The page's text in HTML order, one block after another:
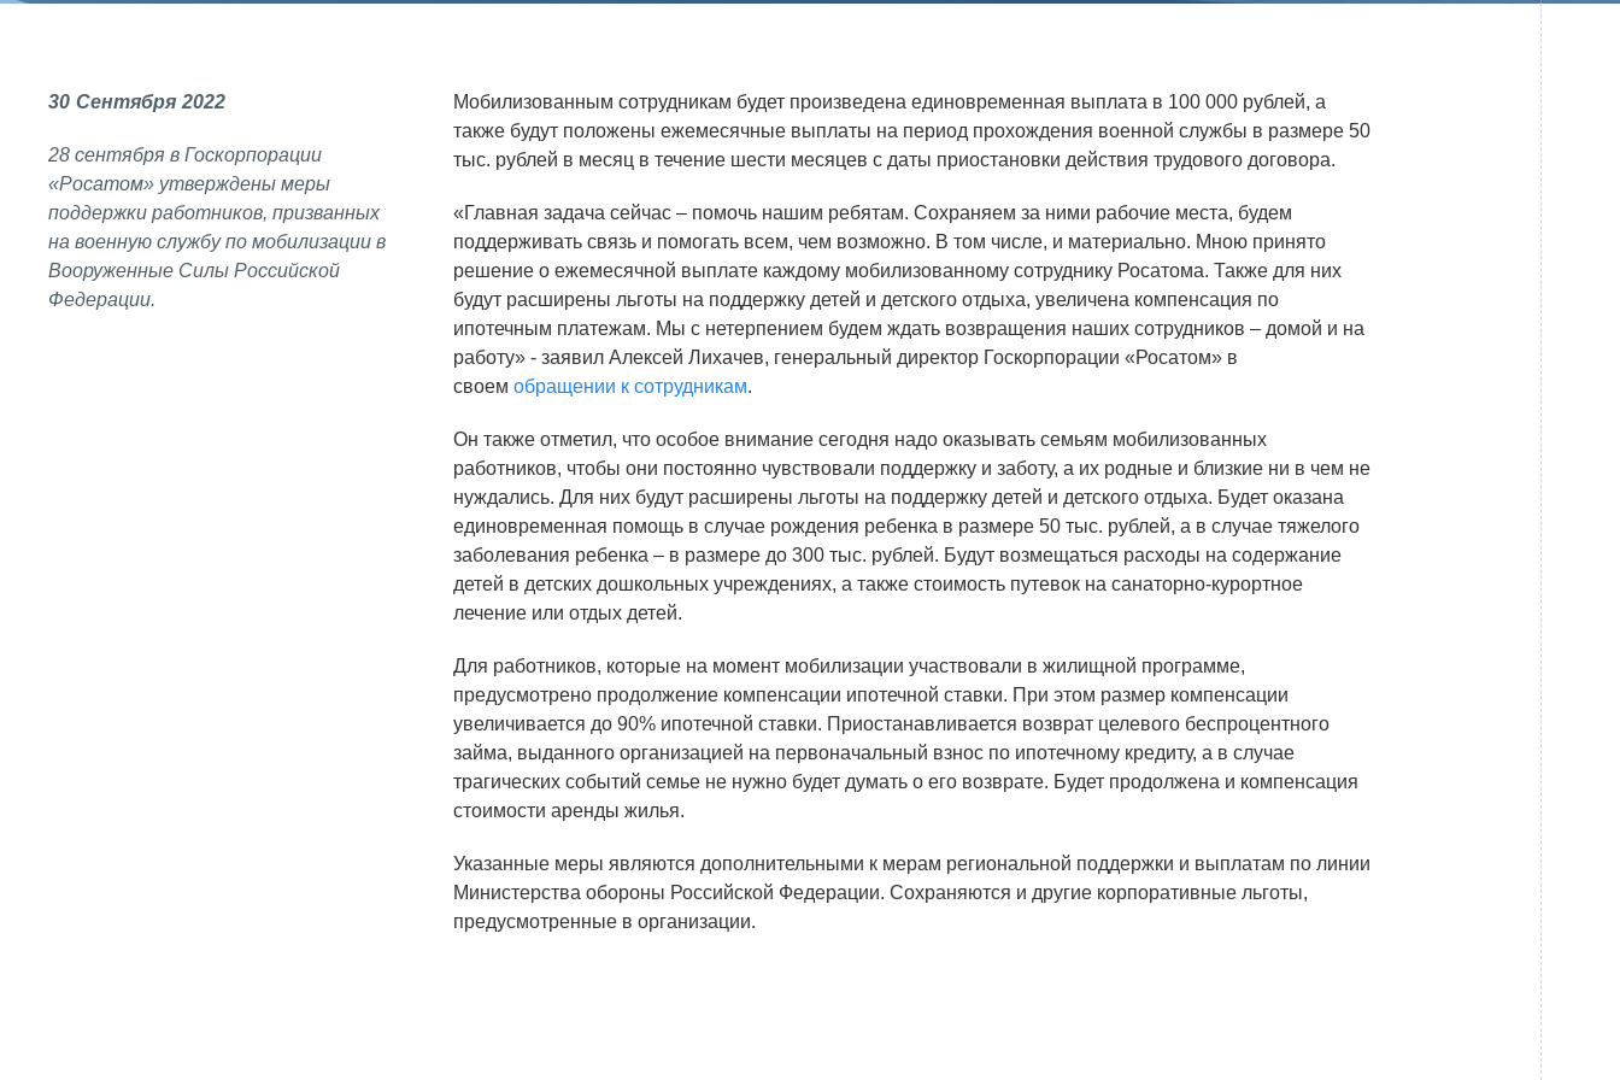
Интеллектуальная собственность
Семинар «Моделирование технологий
Препринты
Зимняя школа по физике высоких
плотностей энергий
Молодежная научно-техническая
конференция «Исследования. Технологии.
Прочая продукция
Испытательный центр ВЭИ
Обеспечение жильем
Социальная поддержка
Спорт и отдых
Санаторий-профилакторий
ПРЕСС-ЦЕНТР
Новости ВНИИТФ
Новости отрасли
ПОСТАВЩИКАМ
Новости
Закупки
Контроль и арбитраж
Обучение
Контакты
ПОСЕЩЕНИЕ ЗАТО
ОБРАЗОВАНИЕ/КАРЬЕРА
Будущим сотрудникам
СФТИ НИЯУ МИФИ
Спецкафедра УРФУ
Школа молодого специалиста
Новый Снежинск
Оформление анкетного материала РФЯЦ -
ВНИИТФ
30 Сентября 2022
28 сентября в Госкорпорации
«Росатом» утверждены меры
поддержки работников, призванных
на военную службу по мобилизации в
Вооруженные Силы Российской
Федерации.
Мобилизованным сотрудникам будет произведена единовременная выплата в 100 000 рублей, а
также будут положены ежемесячные выплаты на период прохождения военной службы в размере 50
тыс. рублей в месяц в течение шести месяцев с даты приостановки действия трудового договора.
«Главная задача сейчас – помочь нашим ребятам. Сохраняем за ними рабочие места, будем
поддерживать связь и помогать всем, чем возможно. В том числе, и материально. Мною принято
решение о ежемесячной выплате каждому мобилизованному сотруднику Росатома. Также для них
будут расширены льготы на поддержку детей и детского отдыха, увеличена компенсация по
ипотечным платежам. Мы с нетерпением будем ждать возвращения наших сотрудников – домой и на
работу» - заявил Алексей Лихачев, генеральный директор Госкорпорации «Росатом» в
своем обращении к сотрудникам.
Он также отметил, что особое внимание сегодня надо оказывать семьям мобилизованных
работников, чтобы они постоянно чувствовали поддержку и заботу, а их родные и близкие ни в чем не
нуждались. Для них будут расширены льготы на поддержку детей и детского отдыха. Будет оказана
единовременная помощь в случае рождения ребенка в размере 50 тыс. рублей, а в случае тяжелого
заболевания ребенка – в размере до 300 тыс. рублей. Будут возмещаться расходы на содержание
детей в детских дошкольных учреждениях, а также стоимость путевок на санаторно-курортное
лечение или отдых детей.
Для работников, которые на момент мобилизации участвовали в жилищной программе,
предусмотрено продолжение компенсации ипотечной ставки. При этом размер компенсации
увеличивается до 90% ипотечной ставки. Приостанавливается возврат целевого беспроцентного
займа, выданного организацией на первоначальный взнос по ипотечному кредиту, а в случае
трагических событий семье не нужно будет думать о его возврате. Будет продолжена и компенсация
стоимости аренды жилья.
Указанные меры являются дополнительными к мерам региональной поддержки и выплатам по линии
Министерства обороны Российской Федерации. Сохраняются и другие корпоративные льготы,
предусмотренные в организации.